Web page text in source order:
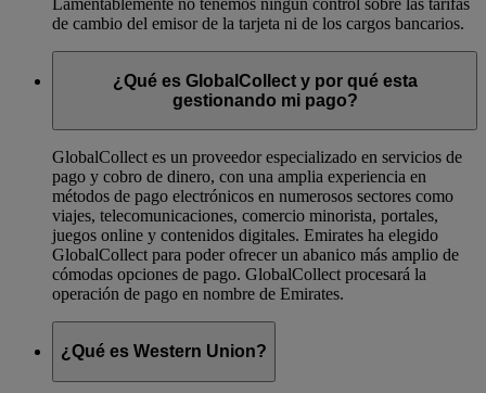
Lamentablemente no tenemos ningún control sobre las tarifas
de cambio del emisor de la tarjeta ni de los cargos bancarios.
¿Qué es GlobalCollect y por qué esta
gestionando mi pago?
GlobalCollect es un proveedor especializado en servicios de
pago y cobro de dinero, con una amplia experiencia en
métodos de pago electrónicos en numerosos sectores como
viajes, telecomunicaciones, comercio minorista, portales,
juegos online y contenidos digitales. Emirates ha elegido
GlobalCollect para poder ofrecer un abanico más amplio de
cómodas opciones de pago. GlobalCollect procesará la
operación de pago en nombre de Emirates.
¿Qué es Western Union?